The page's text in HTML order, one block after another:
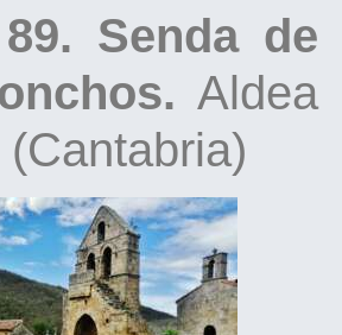
Senda de
Aldea